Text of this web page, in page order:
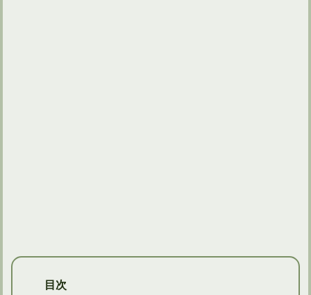
目次